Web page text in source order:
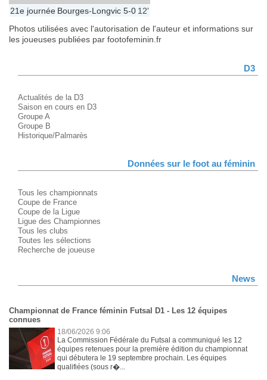
21e journée Bourges-Longvic 5-0 12'
Photos utilisées avec l'autorisation de l'auteur et informations sur
les joueuses publiées par footofeminin.fr
D3
Actualités de la D3
Saison en cours en D3
Groupe A
Groupe B
Historique/Palmarès
Données sur le foot au féminin
Tous les championnats
Coupe de France
Coupe de la Ligue
Ligue des Championnes
Tous les clubs
Toutes les sélections
Recherche de joueuse
News
Championnat de France féminin Futsal D1 - Les 12 équipes
connues
18/06/2026 9:06
La Commission Fédérale du Futsal a communiqué les 12
équipes retenues pour la première édition du championnat
qui débutera le 19 septembre prochain. Les équipes
qualifiées (sous r�...